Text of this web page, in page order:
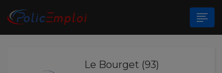
submenu (Les Polices Municipales)
Le Bourget (93)